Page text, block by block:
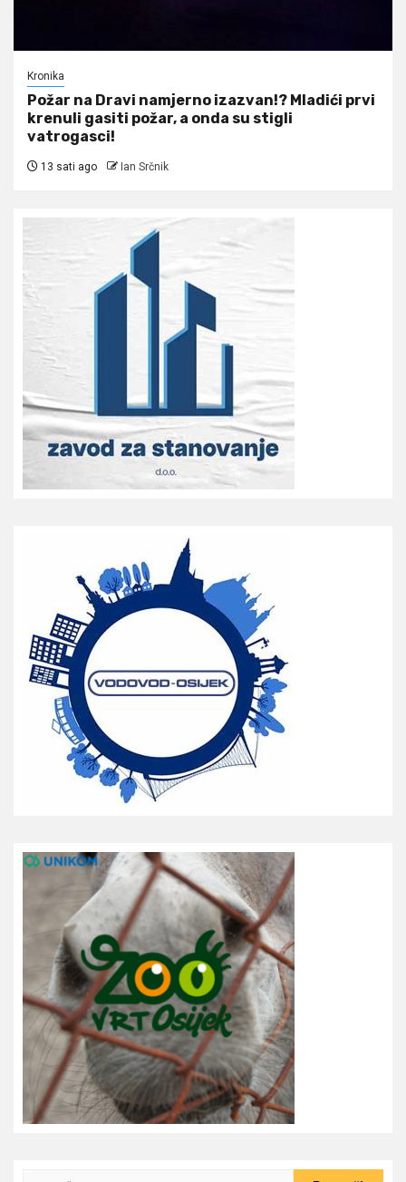
Kronika
Požar na Dravi namjerno izazvan!? Mladići prvi
krenuli gasiti požar, a onda su stigli
vatrogasci!
13 sati ago Ian Srčnik
Pretraži: